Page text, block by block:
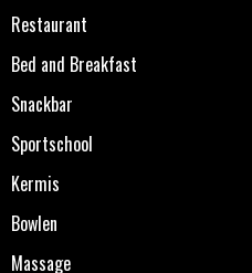
Restaurant
Bed and Breakfast
Snackbar
Sportschool
Kermis
Bowlen
Massage